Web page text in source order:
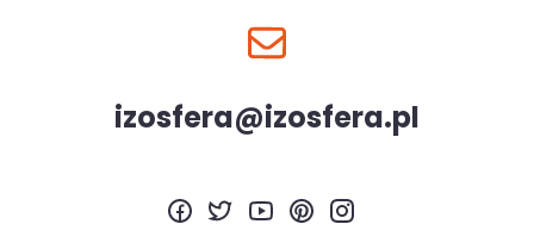
izosfera@izosfera.pl